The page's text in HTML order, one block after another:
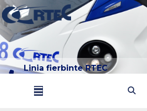
Linia fierbinte RTEC